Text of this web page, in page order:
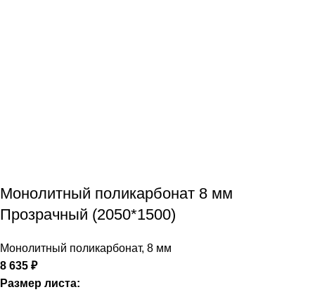
Монолитный поликарбонат 8 мм
Прозрачный (2050*1500)
Монолитный поликарбонат, 8 мм
8 635 ₽
Размер листа: